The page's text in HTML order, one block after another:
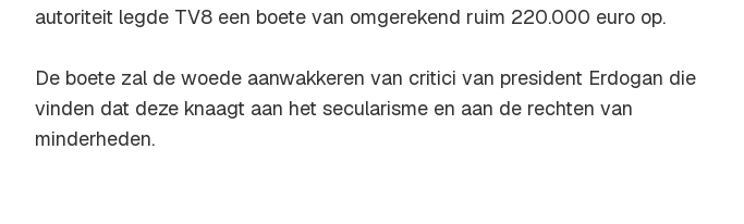
autoriteit legde TV8 een boete van omgerekend ruim 220.000 euro op.
De boete zal de woede aanwakkeren van critici van president Erdogan die
vinden dat deze knaagt aan het secularisme en aan de rechten van
minderheden.